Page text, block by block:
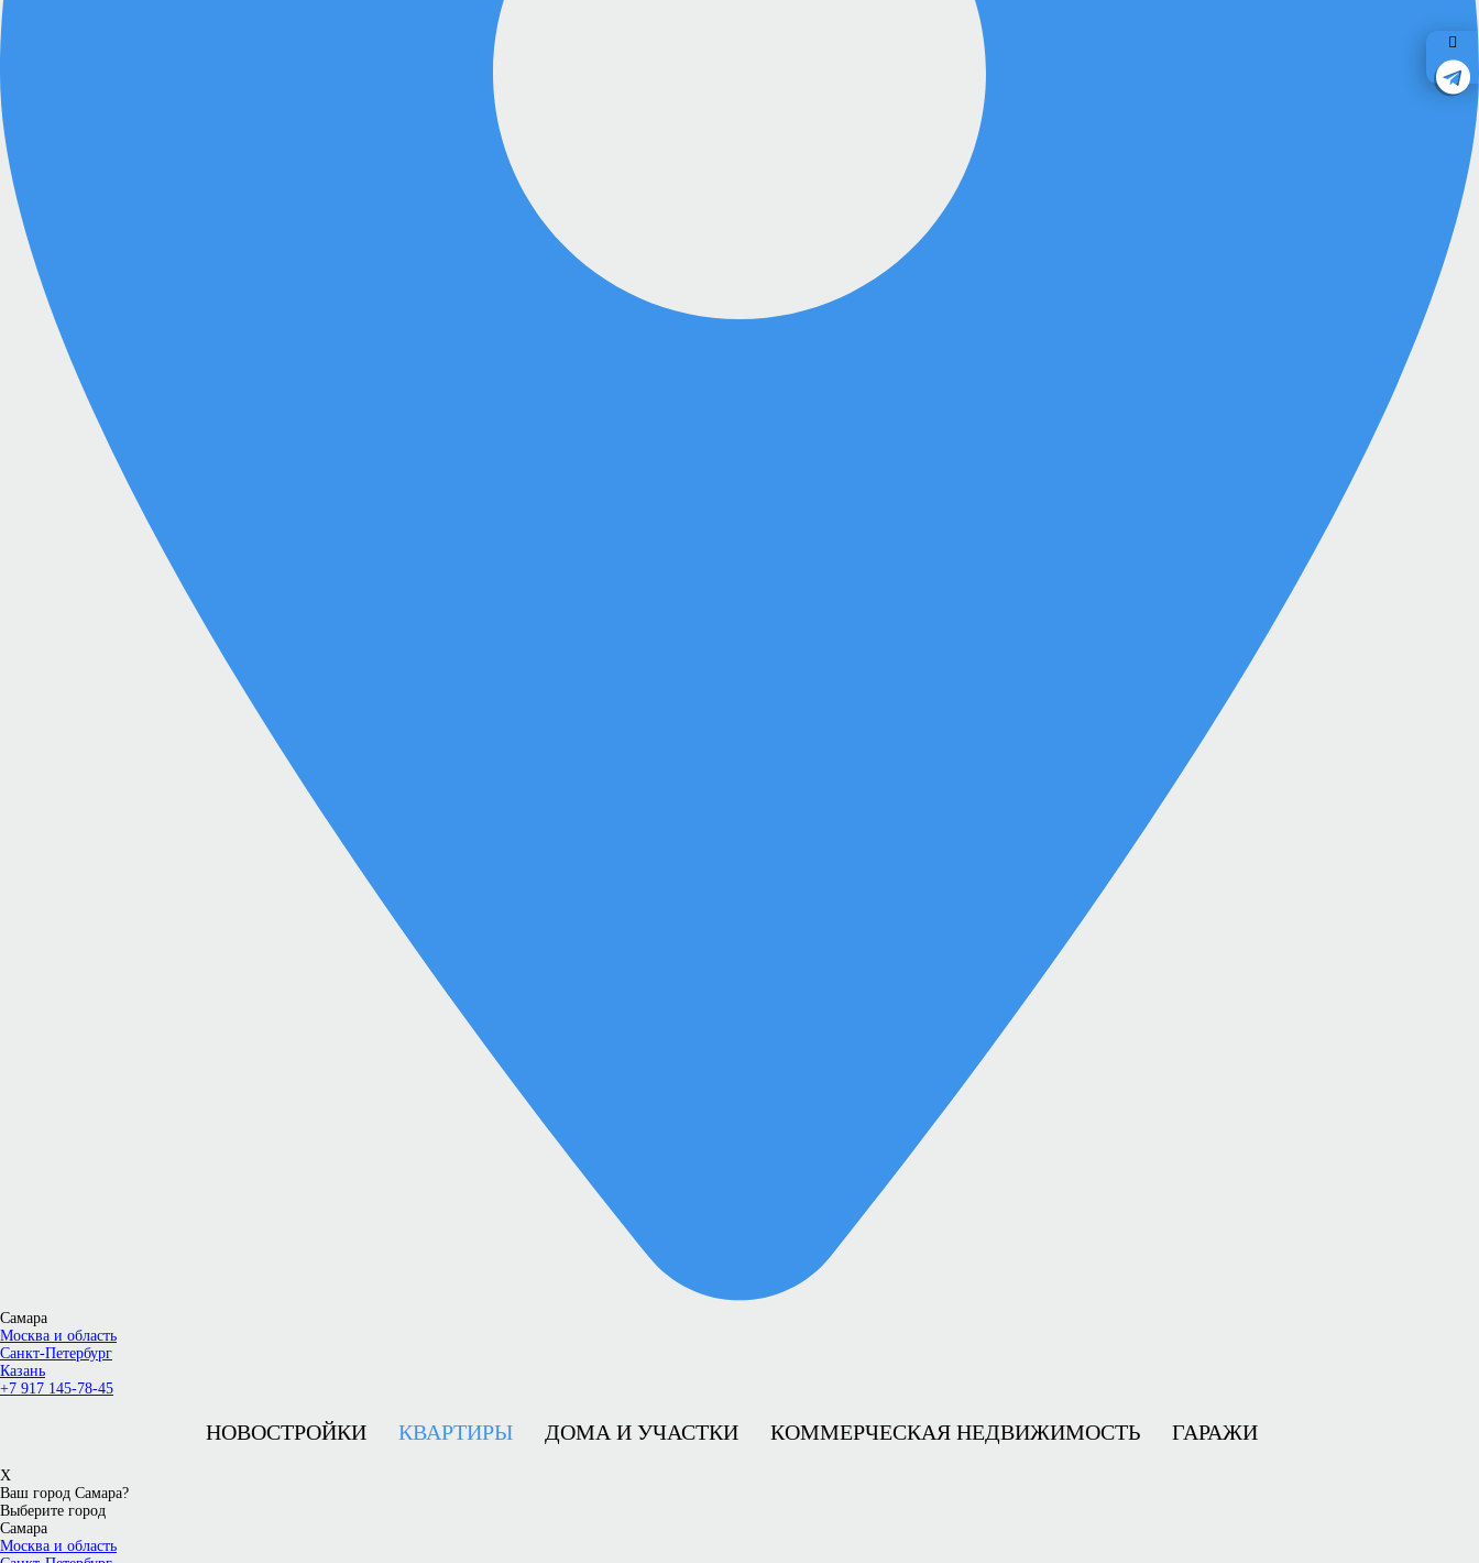
Самара
Москва и область
Санкт-Петербург
Казань
+7 917 145-78-45
НОВОСТРОЙКИ КВАРТИРЫ ДОМА И УЧАСТКИ КОММЕРЧЕСКАЯ НЕДВИЖИМОСТЬ ГАРАЖИ
X
Ваш город Самара?
Выберите город
Самара
Москва и область